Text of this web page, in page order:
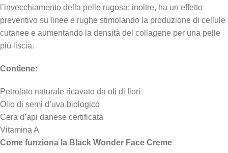
l’invecchiamento della pelle rugosa; inoltre, ha un effetto
preventivo su linee e rughe stimolando la produzione di cellule
cutanee e aumentando la densità del collagene per una pelle
più liscia.
Contiene:
Petrolato naturale ricavato da oli di fiori
Olio di semi d’uva biologico
Cera d’api danese certificata
Vitamina A
Come funziona la Black Wonder Face Creme